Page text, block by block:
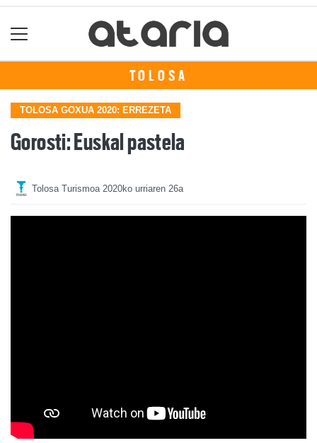
TOLOSA
TOLOSA GOXUA 2020: ERREZETA
Gorosti: Euskal pastela
Tolosa Turismoa 2020ko urriaren 26a